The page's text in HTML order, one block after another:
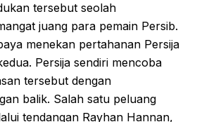
tersebut seolah
juang para pemain Persib.
menekan pertahanan Persija
Persija sendiri mencoba
tersebut dengan
balik. Salah satu peluang
tendangan Rayhan Hannan,